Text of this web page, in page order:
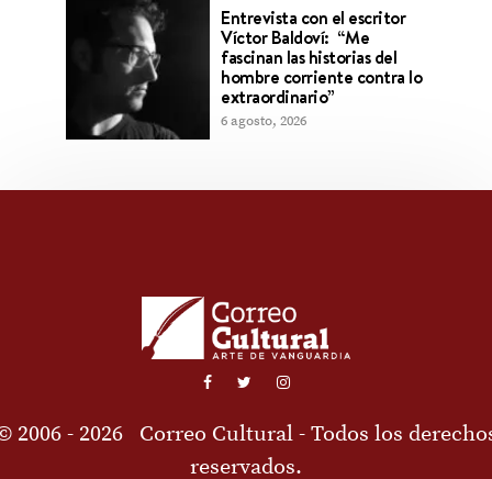
Entrevista con el escritor
Víctor Baldoví: “Me
fascinan las historias del
hombre corriente contra lo
extraordinario”
6 agosto, 2026
2006 - 2026 Correo Cultural - Todos los
reservados.